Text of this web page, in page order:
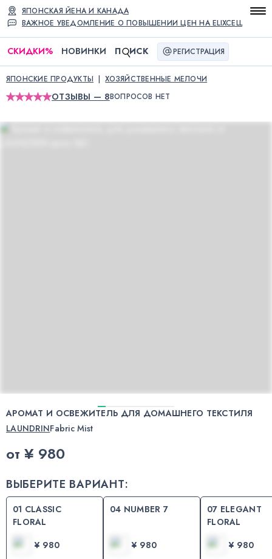
ВАЖНОЕ УВЕДОМЛЕНИЕ О ПОВЫШЕНИИ ЦЕН НА ELIXCELL
ЯПОНСКАЯ ЙЕНА И КАНАДА
СКИДКИ% НОВИНКИ П ИСК РЕГИСТРАЦИЯ
ЯПОНСКИЕ ПРОДУКТЫ ХОЗЯЙСТВЕННЫЕ МЕЛОЧИ
ОТЗЫВЫ — 8ВОПРОСОВ НЕТ
АРОМАТ И ОСВЕЖИТЕЛЬ ДЛЯ ДОМАШНЕГО ТЕКСТИЛЯ
LAUNDRINFabric Mist
от ¥ 980
ВЫБЕРИТЕ ВАРИАНТ:
01 CLASSIC
FLORAL
¥ 980
04 NUMBER 7
¥ 980
07 ELEGANT
FLORAL
¥ 980